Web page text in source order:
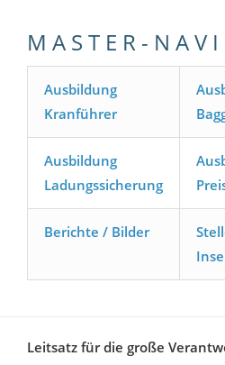
M A S T E R - N A V
Ausbildung
Kranführer
Ausbildung
Ladungssicherung
Berichte / Bilder
Leitsatz für die große